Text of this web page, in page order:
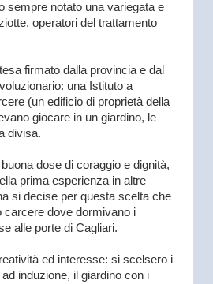
sempre notato una variegata e
operatori del trattamento
firmato dalla provincia e dal
una Istituto a
(un edificio di proprietà della
giocare in un giardino, le
divisa.
dose di coraggio e dignità,
prima esperienza in altre
si decise per questa scelta che
dove dormivano i
alle porte di Cagliari.
ed interesse: si scelsero i
induzione, il giardino con i